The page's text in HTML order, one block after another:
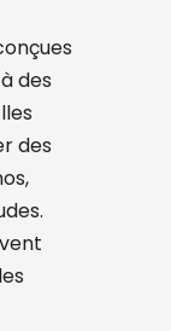
des
des